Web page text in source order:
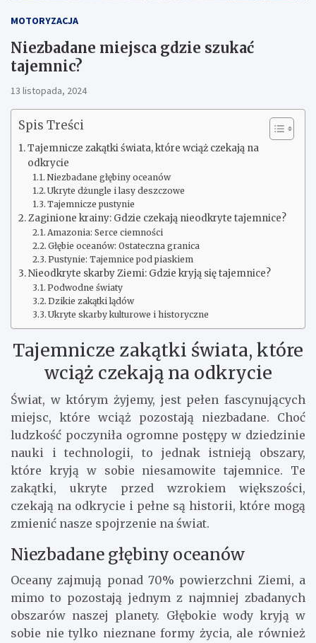
MOTORYZACJA
Niezbadane miejsca gdzie szukać
tajemnic?
13 listopada, 2024
Spis Treści
Tajemnicze zakątki świata, które wciąż czekają na
odkrycie
Niezbadane głębiny oceanów
Ukryte dżungle i lasy deszczowe
Tajemnicze pustynie
Zaginione krainy: Gdzie czekają nieodkryte tajemnice?
Amazonia: Serce ciemności
Głębie oceanów: Ostateczna granica
Pustynie: Tajemnice pod piaskiem
Nieodkryte skarby Ziemi: Gdzie kryją się tajemnice?
Podwodne światy
Dzikie zakątki lądów
Ukryte skarby kulturowe i historyczne
Tajemnicze zakątki świata, które
wciąż czekają na odkrycie
Świat, w którym żyjemy, jest pełen fascynujących
miejsc, które wciąż pozostają niezbadane. Choć
ludzkość poczyniła ogromne postępy w dziedzinie
nauki i technologii, to jednak istnieją obszary,
które kryją w sobie niesamowite tajemnice. Te
zakątki, ukryte przed wzrokiem większości,
czekają na odkrycie i pełne są historii, które mogą
zmienić nasze spojrzenie na świat.
Niezbadane głębiny oceanów
Oceany zajmują ponad 70% powierzchni Ziemi, a
mimo to pozostają jednym z najmniej zbadanych
obszarów naszej planety. Głębokie wody kryją w
sobie nie tylko nieznane formy życia, ale również